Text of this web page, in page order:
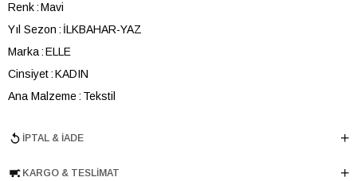
Renk Mavi
Yıl Sezon
İLKBAHAR-YAZ
Marka ELLE
Cinsiyet KADIN
Ana Malzeme Tekstil
Taban Malzemesi
İPTAL & İADE
KARGO & TESLIMAT